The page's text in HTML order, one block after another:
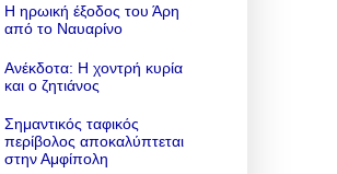
Η ηρωική έξοδος του Άρη
από το Ναυαρίνο
Ανέκδοτα: Η χοντρή κυρία
και ο ζητιάνος
Σημαντικός ταφικός
περίβολος αποκαλύπτεται
στην Αμφίπολη